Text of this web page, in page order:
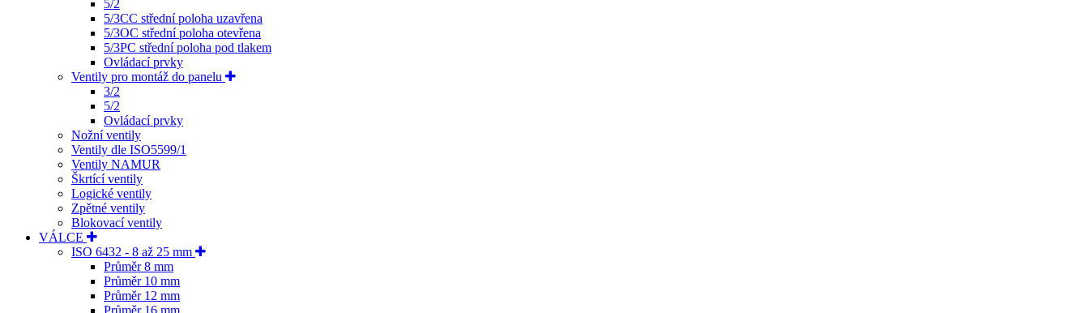
5/2
5/3CC střední poloha uzavřena
5/3OC střední poloha otevřena
5/3PC střední poloha pod tlakem
Ovládací prvky
Ventily pro montáž do panelu
3/2
5/2
Ovládací prvky
Nožní ventily
Ventily dle ISO5599/1
Ventily NAMUR
Škrtící ventily
Logické ventily
Zpětné ventily
Blokovací ventily
VÁLCE
ISO 6432 - 8 až 25 mm
Průměr 8 mm
Průměr 10 mm
Průměr 12 mm
Průměr 16 mm